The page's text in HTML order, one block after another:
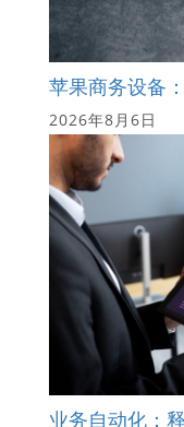
苹果商务设备
2026年8月6日
业务自动化：